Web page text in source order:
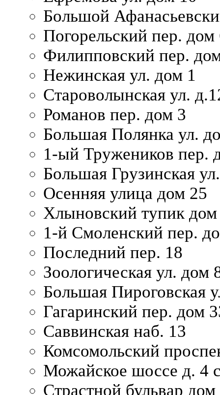
Большой
Погорельский пер. дом
Филипповский пер.
Нежинская ул. дом 1
Староволынская ул.
Романов пер. дом 3
Большая Полянка ул.
1-ый Тружеников пер.
Большая Грузинская
Осенняя улица дом 25
Хлыновский тупик
1-й Смоленский пер.
Последний пер. 18
Зоологическая ул. дом
Большая Пироговская
Гагаринский пер. дом
Саввинская наб. 13
Комсомольский
Можайское шоссе д. 4
Страстной бульвар дом